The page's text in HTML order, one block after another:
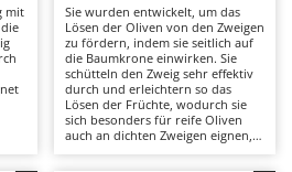
mit
Sie wurden entwickelt, um das
Lösen der Oliven von den Zweigen
zu fördern, indem sie seitlich auf
die Baumkrone einwirken. Sie
schütteln den Zweig sehr effektiv
durch und erleichtern so das
Lösen der Früchte, wodurch sie
sich besonders für reife Oliven
auch an dichten Zweigen eignen,